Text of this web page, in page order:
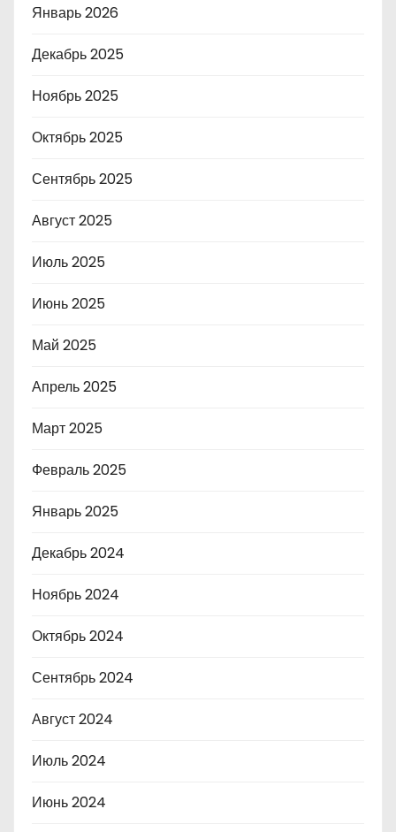
Январь 2026
Декабрь 2025
Ноябрь 2025
Октябрь 2025
Сентябрь 2025
Август 2025
Июль 2025
Июнь 2025
Май 2025
Апрель 2025
Март 2025
Февраль 2025
Январь 2025
Декабрь 2024
Ноябрь 2024
Октябрь 2024
Сентябрь 2024
Август 2024
Июль 2024
Июнь 2024